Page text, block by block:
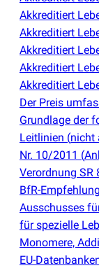
Akkreditiert
Akkreditiert
Akkreditiert
Akkreditiert
Akkreditiert
Der Preis
Grundlage der
Leitlinien (nicht
Nr. 10/2011 (
Verordnung SR
BfR-
Ausschusses
für spezielle
Monomere,
EU-